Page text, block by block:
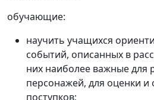
обучающие:
научить учащихся
событий, описанных в
них наиболее важные для
персонажей, для оценки и
поступков;